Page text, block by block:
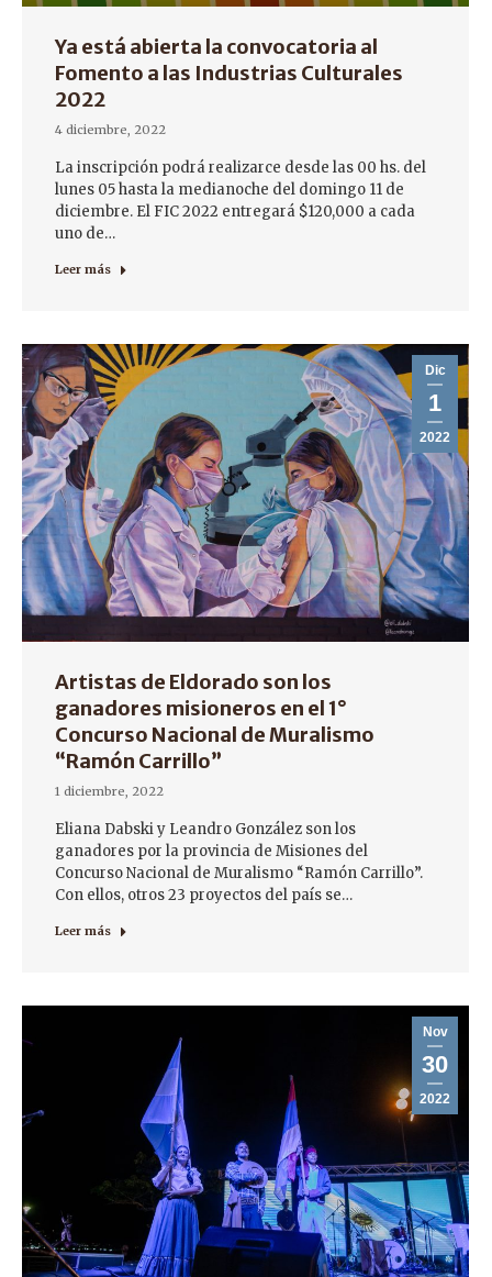
Ya está abierta la convocatoria al
Fomento a las Industrias Culturales
2022
4 diciembre, 2022
La inscripción podrá realizarce desde las 00 hs. del
lunes 05 hasta la medianoche del domingo 11 de
diciembre. El FIC 2022 entregará $120,000 a cada
uno de…
Leer más
Dic
1
2022
Artistas de Eldorado son los
ganadores misioneros en el 1°
Concurso Nacional de Muralismo
“Ramón Carrillo”
1 diciembre, 2022
Eliana Dabski y Leandro González son los
ganadores por la provincia de Misiones del
Concurso Nacional de Muralismo “Ramón Carrillo”.
Con ellos, otros 23 proyectos del país se…
Leer más
Nov
30
2022